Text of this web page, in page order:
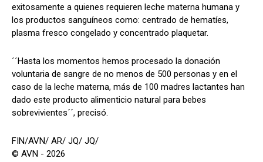
exitosamente a quienes requieren leche materna humana y
los productos sanguíneos como: centrado de hematíes,
plasma fresco congelado y concentrado plaquetar.
´´Hasta los momentos hemos procesado la donación
voluntaria de sangre de no menos de 500 personas y en el
caso de la leche materna, más de 100 madres lactantes han
dado este producto alimenticio natural para bebes
sobrevivientes´´, precisó.
FIN/AVN/ AR/ JQ/ JQ/
© AVN - 2026